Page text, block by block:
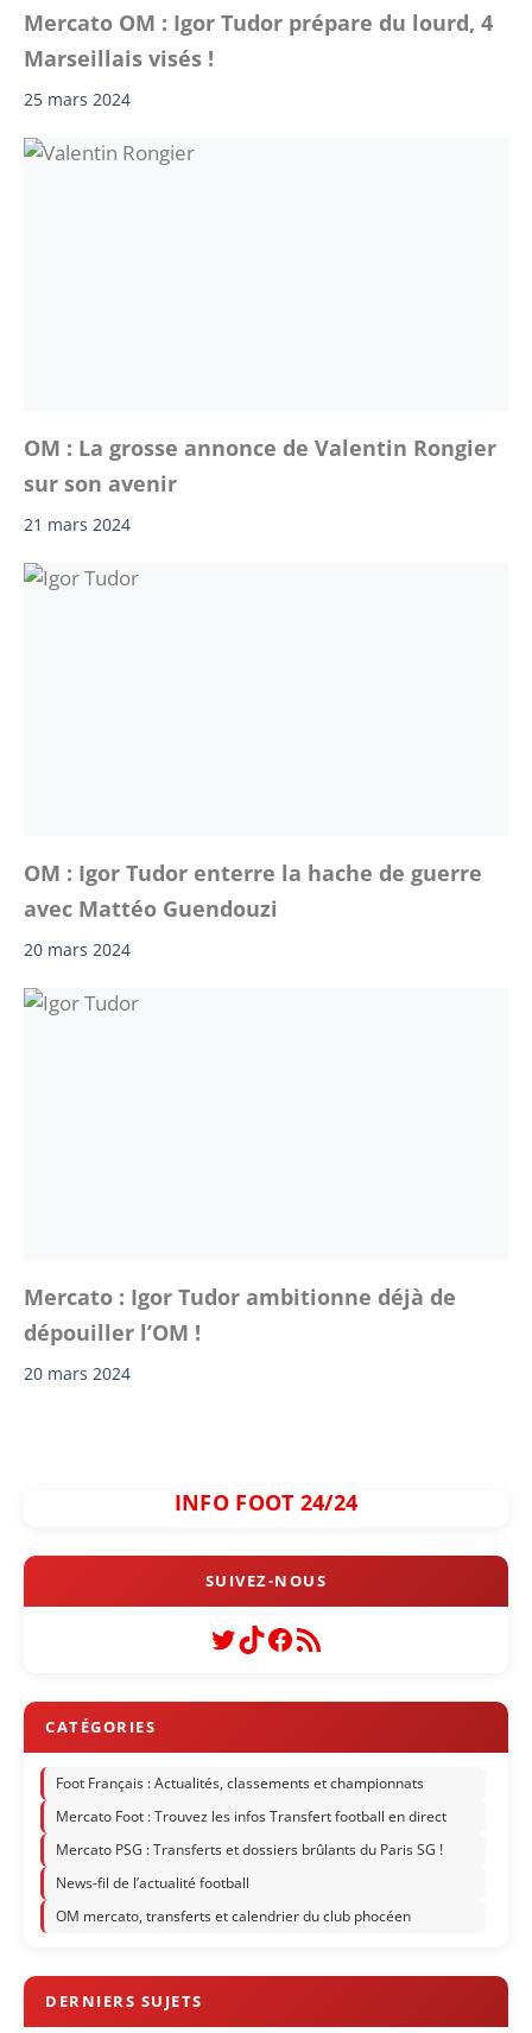
Mercato OM : Igor Tudor prépare du lourd, 4
Marseillais visés !
25 mars 2024
OM : La grosse annonce de Valentin Rongier
sur son avenir
21 mars 2024
OM : Igor Tudor enterre la hache de guerre
avec Mattéo Guendouzi
20 mars 2024
Mercato : Igor Tudor ambitionne déjà de
dépouiller l’OM !
20 mars 2024
INFO FOOT 24/24
Twitter
TikTok
Facebook
Flux RSS
Foot Français : Actualités, classements et championnats
Mercato Foot : Trouvez les infos Transfert football en direct
Mercato PSG : Transferts et dossiers brûlants du Paris SG !
News-fil de l’actualité football
OM mercato, transferts et calendrier du club phocéen